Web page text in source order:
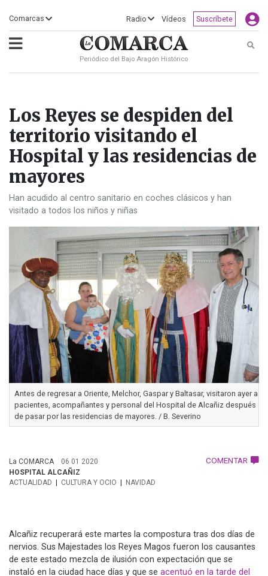
Comarcas Radio Vídeos Suscríbete
Periódico del Bajo Aragón Histórico
Los Reyes se despiden del
territorio visitando el
Hospital y las residencias de
mayores
Han acudido al centro sanitario en coches clásicos y han
visitado a todos los niños y niñas
Antes de regresar a Oriente, Melchor, Gaspar y Baltasar, visitaron ayer a
pacientes, acompañantes y personal del Hospital de Alcañiz después
de pasar por las residencias de mayores. / B. Severino
La COMARCA 06 01 2020 COMENTAR
HOSPITAL ALCAÑIZ
ACTUALIDAD
CULTURA Y OCIO NAVIDAD
Alcañiz recuperará este martes la compostura tras dos días de
nervios. Sus Majestades los Reyes Magos fueron los causantes
de este estado mezcla de ilusión con expectación que se
instaló en la ciudad hace días y que se acentuó en la tarde del